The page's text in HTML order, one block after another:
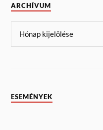
ARCHÍVUM
ESEMÉNYEK